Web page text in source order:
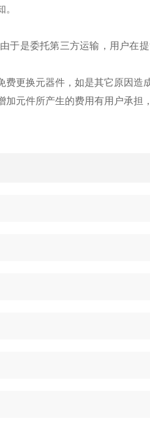
于是委托第三方运输，用户在
更换元器件，如是其它原因造
元件所产生的费用有用户承担